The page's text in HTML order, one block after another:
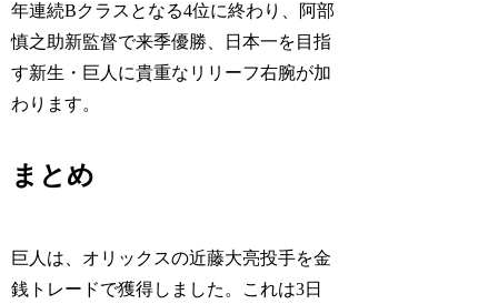
年連続Bクラスとなる4位に終わり、阿部
慎之助新監督で来季優勝、日本一を目指
す新生・巨人に貴重なリリーフ右腕が加
わります。
まとめ
巨人は、オリックスの近藤大亮投手を金
銭トレードで獲得しました。これは3日